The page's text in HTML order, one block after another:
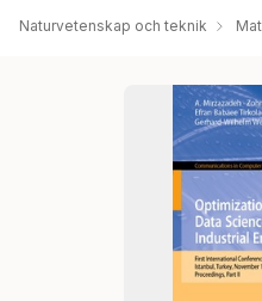
Naturvetenskap och teknik